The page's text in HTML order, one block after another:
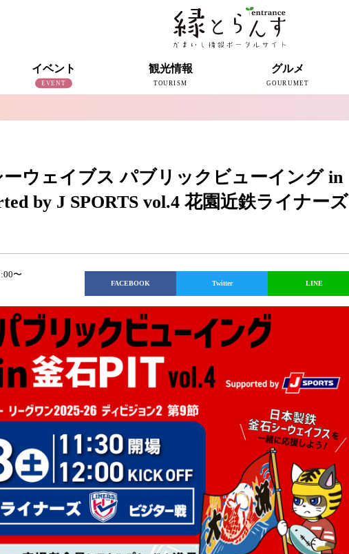
イベント
EVENT
観光情報
TOURISM
グルメ
GOURUMET
ーウェイブス パブリックビューイング in
by J SPORTS vol.4 花園近鉄ライナーズ
〜
FACEBOOK Twitter LINE